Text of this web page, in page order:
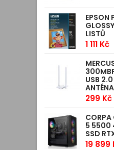
EPSON
LISTŮ
1 111 Kč
USB
299 Kč
CORPA
5 5500
SSD
19 899